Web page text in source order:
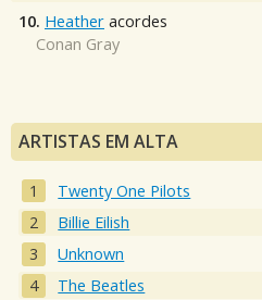
10. Heather acordes
Conan Gray
ARTISTAS EM ALTA
Twenty One Pilots
Billie Eilish
Unknown
The Beatles